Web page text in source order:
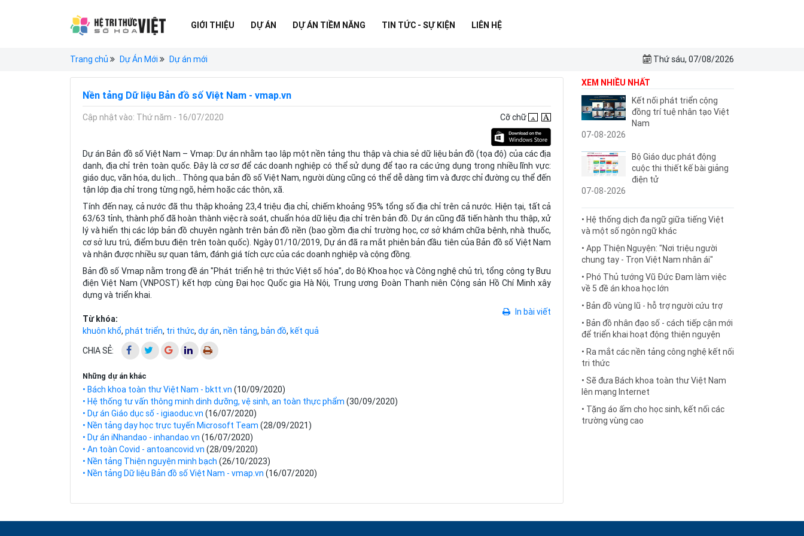
GIỚI THIỆU DỰ ÁN DỰ ÁN TIỀM NĂNG TIN TỨC - SỰ KIỆN LIÊN HỆ
Trang chủ Dự Án Mới Dự án mới Thứ sáu, 07/08/2026
Nền tảng Dữ liệu Bản đồ số Việt Nam - vmap.vn
Cập nhật vào: Thứ năm - 16/07/2020 Cỡ chữ
Dự án Bản đồ số Việt Nam – Vmap: Dự án nhằm tạo lập một nền tảng thu thập và chia sẻ dữ liệu bản đồ (tọa độ) của các địa
danh, địa chỉ trên toàn quốc. Đây là cơ sơ để các doanh nghiệp có thể sử dụng để tạo ra các ứng dụng trong nhiều lĩnh vực:
giáo dục, văn hóa, du lịch… Thông qua bản đồ số Việt Nam, người dùng cũng có thể dễ dàng tìm và được chỉ đường cụ thể đến
tận lớp địa chỉ trong từng ngõ, hẻm hoặc các thôn, xã.
Tính đến nay, cả nước đã thu thập khoảng 23,4 triệu địa chỉ, chiếm khoảng 95% tổng số địa chỉ trên cả nước. Hiện tại, tất cả
63/63 tỉnh, thành phố đã hoàn thành việc rà soát, chuẩn hóa dữ liệu địa chỉ trên bản đồ. Dự án cũng đã tiến hành thu thập, xử
lý và hiển thị các lớp bản đồ chuyên ngành trên bản đồ nền (bao gồm địa chỉ trường học, cơ sở khám chữa bệnh, nhà thuốc,
cơ sở lưu trú, điểm bưu điện trên toàn quốc). Ngày 01/10/2019, Dự án đã ra mắt phiên bản đầu tiên của Bản đồ số Việt Nam
và nhận được nhiều sự quan tâm, đánh giá tích cực của các doanh nghiệp và cộng đồng.
Bản đồ số Vmap nằm trong đề án "Phát triển hệ tri thức Việt số hóa", do Bộ Khoa học và Công nghệ chủ trì, tổng công ty Bưu
điện Việt Nam (VNPOST) kết hợp cùng Đại học Quốc gia Hà Nội, Trung ương Đoàn Thanh niên Cộng sản Hồ Chí Minh xây
dựng và triển khai.
In bài viết
Từ khóa:
khuôn khổ, phát triển, tri thức, dự án, nền tảng, bản đồ, kết quả
CHIA SẺ:
Những dự án khác
• Bách khoa toàn thư Việt Nam - bktt.vn (10/09/2020)
• Hệ thống tư vấn thông minh dinh dưỡng, vệ sinh, an toàn thực phẩm (30/09/2020)
• Dự án Giáo dục số - igiaoduc.vn (16/07/2020)
• Nền tảng dạy học trực tuyến Microsoft Team (28/09/2021)
• Dự án iNhandao - inhandao.vn (16/07/2020)
• An toàn Covid - antoancovid.vn (28/09/2020)
• Nền tảng Thiện nguyện minh bạch (26/10/2023)
• Nền tảng Dữ liệu Bản đồ số Việt Nam - vmap.vn (16/07/2020)
XEM NHIỀU NHẤT
Kết nối phát triển cộng
đồng trí tuệ nhân tạo Việt
Nam
07-08-2026
Bộ Giáo dục phát động
cuộc thi thiết kế bài giảng
điện tử
07-08-2026
• Hệ thống dịch đa ngữ giữa tiếng Việt
và một số ngôn ngữ khác
• App Thiện Nguyện: "Nơi triệu người
chung tay - Trọn Việt Nam nhân ái"
• Phó Thủ tướng Vũ Đức Đam làm việc
về 5 đề án khoa học lớn
• Bản đồ vùng lũ - hỗ trợ người cứu trợ
• Bản đồ nhân đạo số - cách tiếp cận mới
để triển khai hoạt động thiện nguyện
• Ra mắt các nền tảng công nghệ kết nối
tri thức
• Sẽ đưa Bách khoa toàn thư Việt Nam
lên mạng Internet
• Tặng áo ấm cho học sinh, kết nối các
trường vùng cao